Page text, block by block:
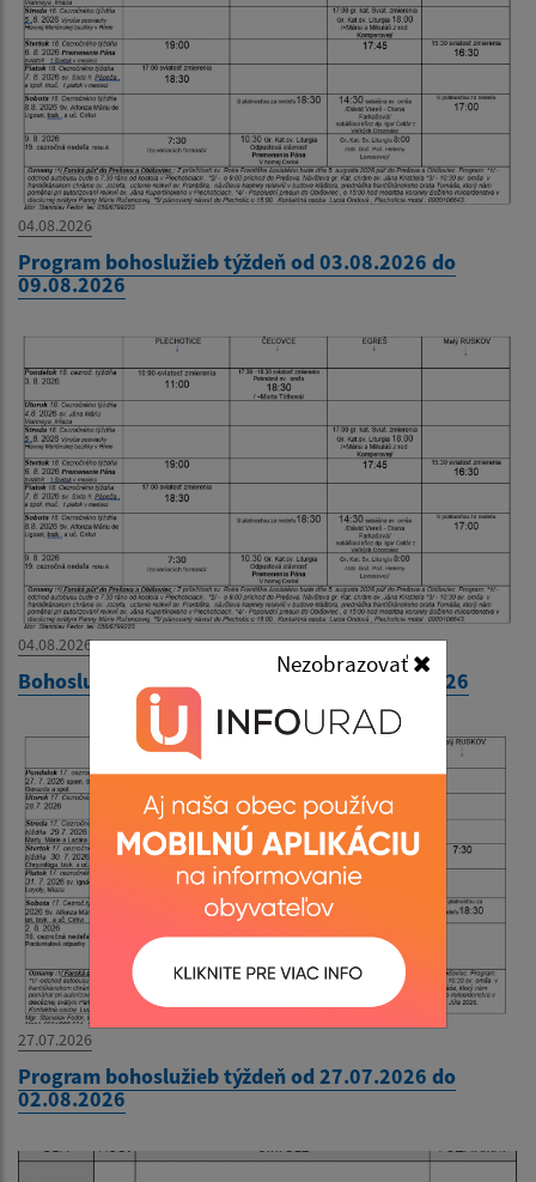
Nezobrazovať
04.08.2026
Program bohoslužieb týždeň od 03.08.2026 do
09.08.2026
04.08.2026
Bohoslužobný poriadok 03.08.2026-09.08.2026
27.07.2026
Program bohoslužieb týždeň od 27.07.2026 do
02.08.2026